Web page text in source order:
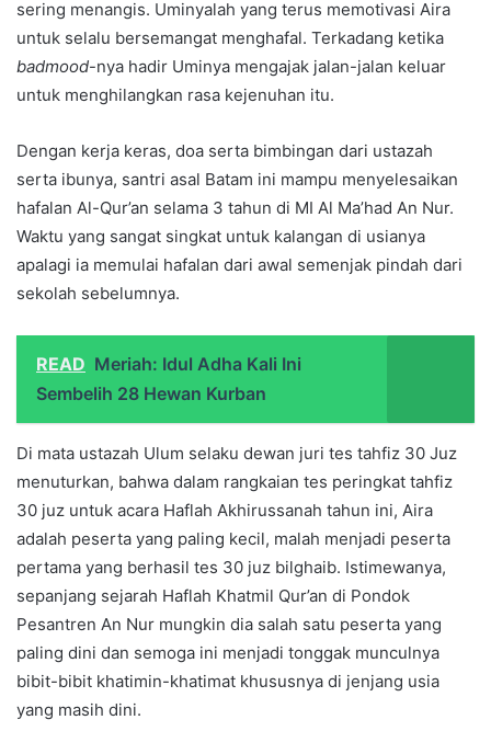
sering menangis. Uminyalah yang terus memotivasi Aira
untuk selalu bersemangat menghafal. Terkadang ketika
badmood-nya hadir Uminya mengajak jalan-jalan keluar
untuk menghilangkan rasa kejenuhan itu.
Dengan kerja keras, doa serta bimbingan dari ustazah
serta ibunya, santri asal Batam ini mampu menyelesaikan
hafalan Al-Qur’an selama 3 tahun di MI Al Ma’had An Nur.
Waktu yang sangat singkat untuk kalangan di usianya
apalagi ia memulai hafalan dari awal semenjak pindah dari
sekolah sebelumnya.
READ Meriah: Idul Adha Kali Ini
Sembelih 28 Hewan Kurban
Di mata ustazah Ulum selaku dewan juri tes tahfiz 30 Juz
menuturkan, bahwa dalam rangkaian tes peringkat tahfiz
30 juz untuk acara Haflah Akhirussanah tahun ini, Aira
adalah peserta yang paling kecil, malah menjadi peserta
pertama yang berhasil tes 30 juz bilghaib. Istimewanya,
sepanjang sejarah Haflah Khatmil Qur’an di Pondok
Pesantren An Nur mungkin dia salah satu peserta yang
paling dini dan semoga ini menjadi tonggak munculnya
bibit-bibit khatimin-khatimat khususnya di jenjang usia
yang masih dini.